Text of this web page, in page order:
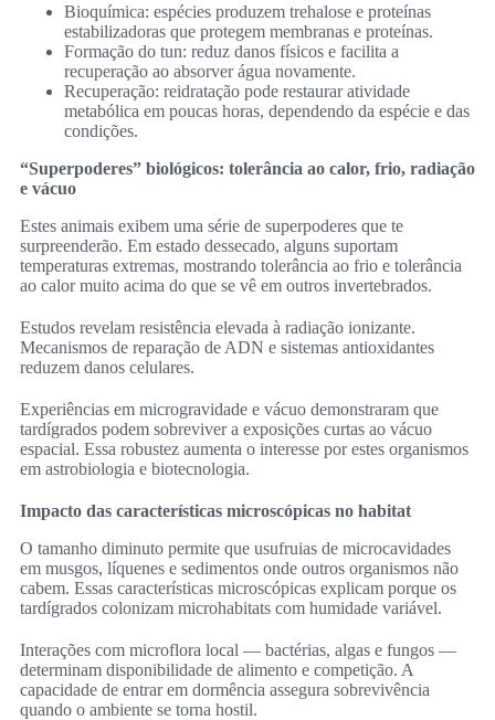
Bioquímica: espécies produzem trehalose e proteínas
estabilizadoras que protegem membranas e proteínas.
Formação do tun: reduz danos físicos e facilita a
recuperação ao absorver água novamente.
Recuperação: reidratação pode restaurar atividade
metabólica em poucas horas, dependendo da espécie e das
condições.
“Superpoderes” biológicos: tolerância ao calor, frio, radiação
e vácuo
Estes animais exibem uma série de superpoderes que te
surpreenderão. Em estado dessecado, alguns suportam
temperaturas extremas, mostrando tolerância ao frio e tolerância
ao calor muito acima do que se vê em outros invertebrados.
Estudos revelam resistência elevada à radiação ionizante.
Mecanismos de reparação de ADN e sistemas antioxidantes
reduzem danos celulares.
Experiências em microgravidade e vácuo demonstraram que
tardígrados podem sobreviver a exposições curtas ao vácuo
espacial. Essa robustez aumenta o interesse por estes organismos
em astrobiologia e biotecnologia.
Impacto das características microscópicas no habitat
O tamanho diminuto permite que usufruias de microcavidades
em musgos, líquenes e sedimentos onde outros organismos não
cabem. Essas características microscópicas explicam porque os
tardígrados colonizam microhabitats com humidade variável.
Interações com microflora local — bactérias, algas e fungos —
determinam disponibilidade de alimento e competição. A
capacidade de entrar em dormência assegura sobrevivência
quando o ambiente se torna hostil.